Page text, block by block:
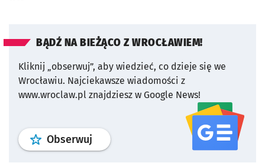
BĄDŹ NA BIEŻĄCO Z WROCŁAWIEM!
Kliknij „obserwuj”, aby wiedzieć, co dzieje się we
Wrocławiu. Najciekawsze wiadomości z
www.wroclaw.pl znajdziesz w Google News!
Obserwuj profil serwisu